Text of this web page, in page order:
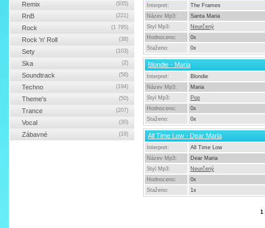
Interpret:
The Frames
Název Mp3:
Santa Maria
Styl Mp3:
Neurčený
Hodnoceno:
0x
Staženo:
0x
Blondie - Maria
Interpret:
Blondie
Název Mp3:
Maria
Styl Mp3:
Pop
Hodnoceno:
0x
Staženo:
0x
All Time Low - Dear Maria
Interpret:
All Time Low
Název Mp3:
Dear Maria
Styl Mp3:
Neurčený
Hodnoceno:
0x
Staženo:
1x
1
Remix (935)
RnB (221)
Rock (1 795)
Rock 'n' Roll (38)
Sety (103)
Ska (2)
Soundtrack (56)
Techno (194)
Theme's (50)
Trance (207)
Vocal (30)
Zábavné (19)